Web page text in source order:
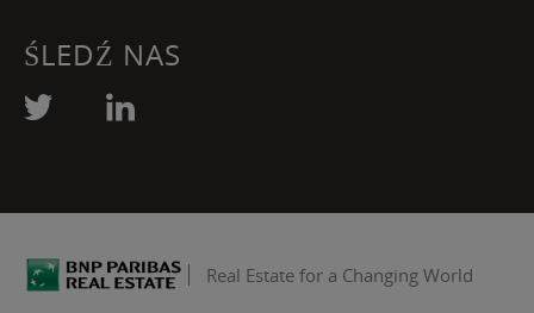
ŚLEDŹ NAS
Real Estate for a Changing World